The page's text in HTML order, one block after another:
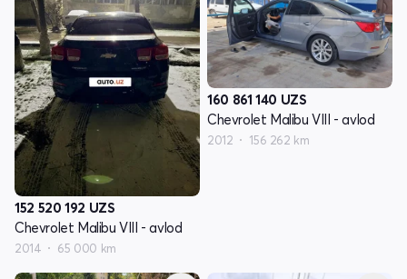
152 520 192 UZS
Chevrolet Malibu VIII - avlod
2014 65 000 km
160 861 140 UZS
Chevrolet Malibu VIII - avlod
2012 156 262 km